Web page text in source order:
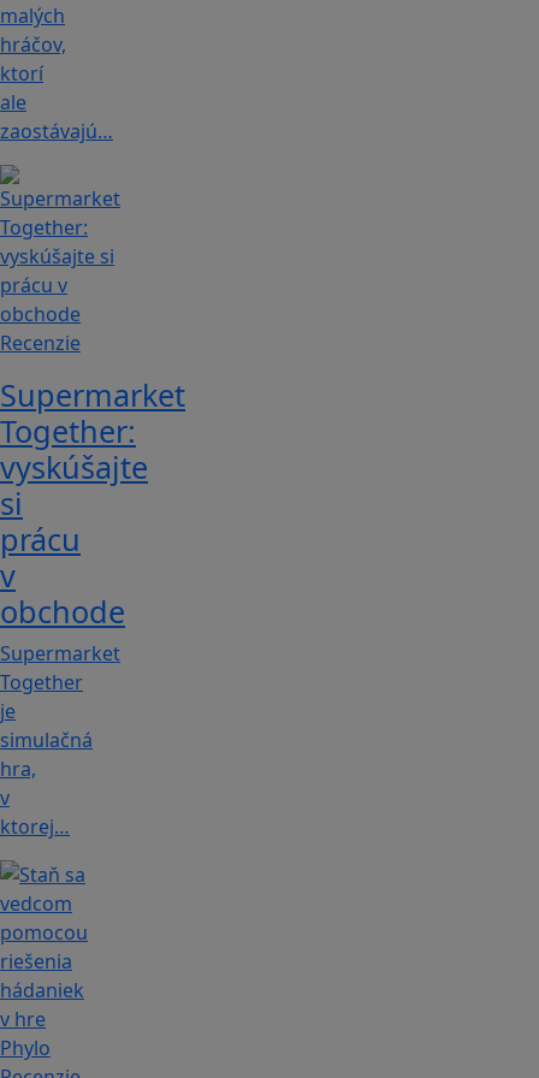
malých
hráčov,
ktorí
ale
zaostávajú…
Recenzie
Supermarket
Together:
vyskúšajte
si
prácu
v
obchode
Supermarket
Together
je
simulačná
hra,
v
ktorej…